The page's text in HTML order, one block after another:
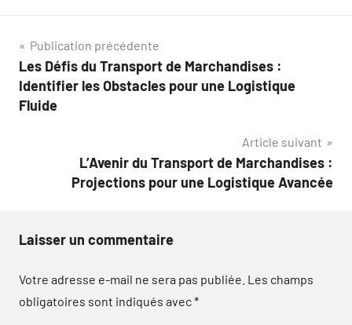
Navigation
de
l’article
Publication précédente
Les Défis du Transport de Marchandises :
Identifier les Obstacles pour une Logistique
Fluide
Article suivant
L’Avenir du Transport de Marchandises :
Projections pour une Logistique Avancée
Laisser un commentaire
Votre adresse e-mail ne sera pas publiée. Les champs
obligatoires sont indiqués avec*